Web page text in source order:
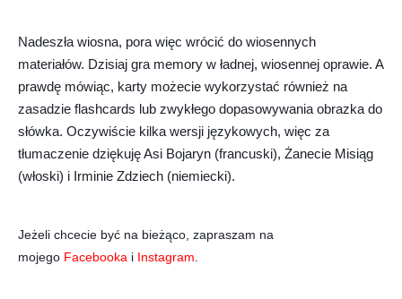
Nadeszła wiosna, pora więc wrócić do wiosennych
materiałów. Dzisiaj gra memory w ładnej, wiosennej oprawie. A
prawdę mówiąc, karty możecie wykorzystać również na
zasadzie flashcards lub zwykłego dopasowywania obrazka do
słówka. Oczywiście kilka wersji językowych, więc za
tłumaczenie dziękuję Asi Bojaryn (francuski), Żanecie Misiąg
(włoski) i Irminie Zdziech (niemiecki).
Jeżeli chcecie być na bieżąco, zapraszam na
mojego Facebooka i Instagram